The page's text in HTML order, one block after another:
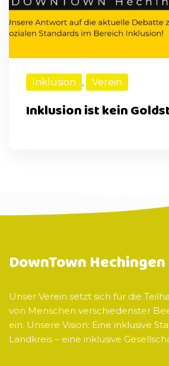
Inklusion , Verein
Inklusion ist kein
DownTown Hechingen
Unser Verein setzt sich für die
von Menschen verschiedenster
ein. Unsere Vision: Eine inklusive
Landkreis – eine inklusive